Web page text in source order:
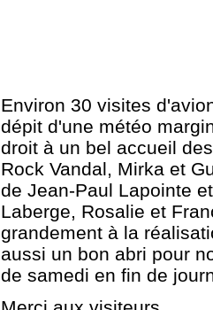
Environ 30 visites
dépit d'une météo
droit à un bel accueil
Rock Vandal, Mirka et
de Jean-Paul Lapointe
Laberge, Rosalie et
grandement à la
aussi un bon abri pour
de samedi en fin de